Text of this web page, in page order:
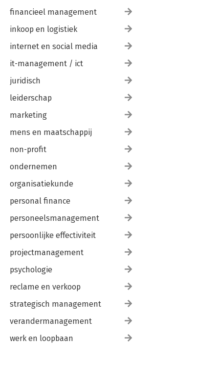
financieel management
inkoop en logistiek
internet en social media
it-management / ict
juridisch
leiderschap
marketing
mens en maatschappij
non-profit
ondernemen
organisatiekunde
personal finance
personeelsmanagement
persoonlijke effectiviteit
projectmanagement
psychologie
reclame en verkoop
strategisch management
verandermanagement
werk en loopbaan